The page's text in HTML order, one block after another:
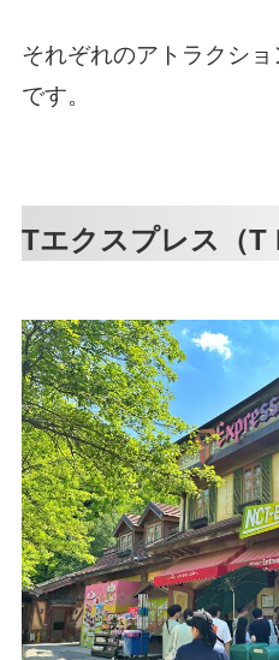
それぞれのアトラクシ
です。
Tエクスプレス（T